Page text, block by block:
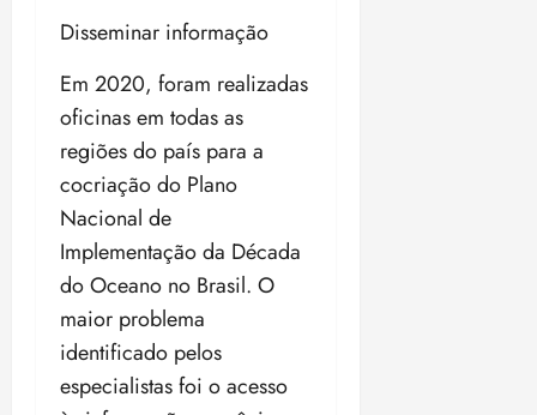
Disseminar informação
Em 2020, foram realizadas
oficinas em todas as
regiões do país para a
cocriação do Plano
Nacional de
Implementação da Década
do Oceano no Brasil. O
maior problema
identificado pelos
especialistas foi o acesso